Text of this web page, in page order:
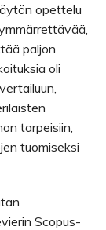
opettelu
paljon
oli
tarpeisiin,
tuomiseksi
Scopus-